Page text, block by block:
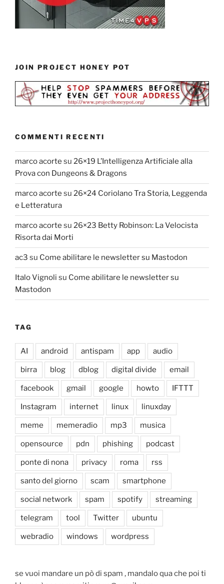
JOIN PROJECT HONEY POT
COMMENTI RECENTI
marco acorte su 26×19 L’Intelligenza Artificiale alla
Prova con Dungeons & Dragons
marco acorte su 26×24 Coriolano Tra Storia, Leggenda
e Letteratura
marco acorte su 26×23 Betty Robinson: La Velocista
Risorta dai Morti
ac3 su Come abilitare le newsletter su Mastodon
Italo Vignoli su Come abilitare le newsletter su
Mastodon
TAG
AI android antispam app audio
birra blog dblog digital divide email
facebook gmail google howto IFTTT
Instagram internet linux linuxday
meme memeradio mp3 musica
opensource pdn phishing podcast
ponte di nona privacy roma rss
santo del giorno scam smartphone
social network spam spotify streaming
telegram tool Twitter ubuntu
webradio windows wordpress
se vuoi mandare un pò di spam , mandalo qua che poi ti